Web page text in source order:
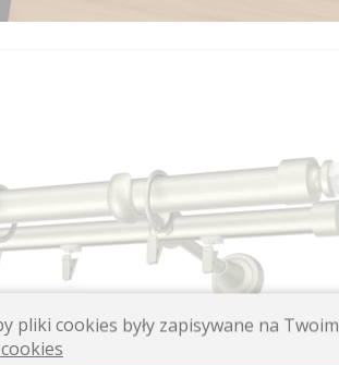
pliki cookies były zapisywane na Twoim